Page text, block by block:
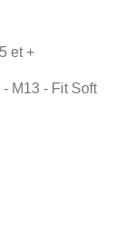
et +
M13 - Fit Soft